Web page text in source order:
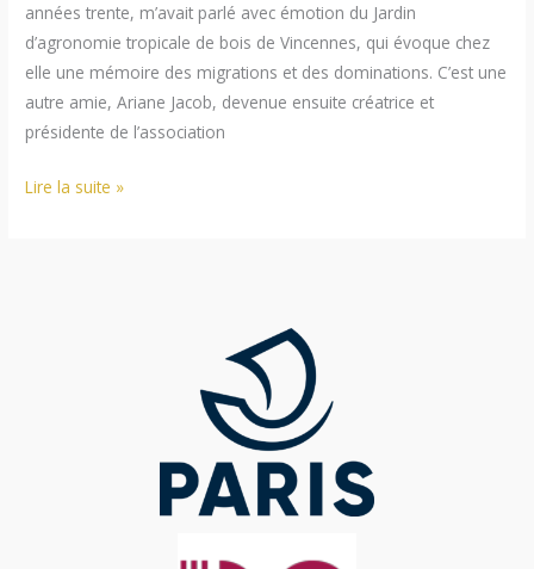
années trente, m’avait parlé avec émotion du Jardin
d’agronomie tropicale de bois de Vincennes, qui évoque chez
elle une mémoire des migrations et des dominations. C’est une
autre amie, Ariane Jacob, devenue ensuite créatrice et
présidente de l’association
Marc
Lire la suite »